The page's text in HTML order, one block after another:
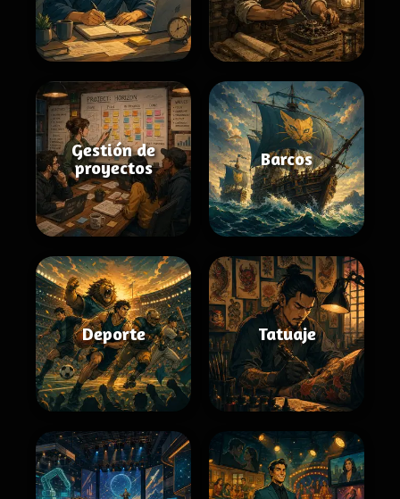
Gestión de
proyectos
Barcos
Deporte Tatuaje